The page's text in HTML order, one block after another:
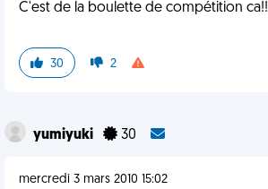
C'est de la boulette de compétition ca!!
30 2
yumiyuki 30
mercredi 3 mars 2010 15:02